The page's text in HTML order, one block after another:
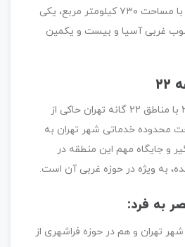
محسوب می‌شود. تهران با مساحت ۷۳۰ کیلومتر مربع، یکی
غربی آسیا و بیست و یکمین
مقایسه سطح منطقه ۲۲ با مناطق ۲۲ گانه تهران حاکی از
مساحت محدوده خدماتی شهر تهران به
و جایگاه مهم این منطقه در
به ویژه در حوزه غربی آن است.
به فرد:
سطح شهر تهران و هم در حوزه فراشهری از